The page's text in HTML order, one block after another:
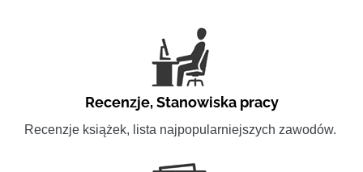
Recenzje,Stanowiska pracy
Recenzje książek, lista najpopularniejszych zawodów.